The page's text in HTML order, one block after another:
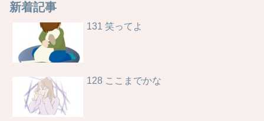
新着記事
131 笑ってよ
128 ここまでかな